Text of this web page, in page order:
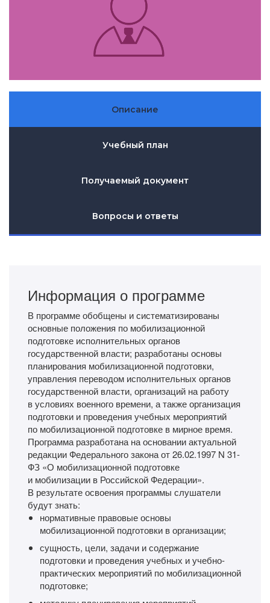
Описание
Учебный план
Получаемый документ
Вопросы и ответы
Информация о программе
В программе обобщены и систематизированы
основные положения по мобилизационной
подготовке исполнительных органов
государственной власти; разработаны основы
планирования мобилизационной подготовки,
управления переводом исполнительных органов
государственной власти, организаций на работу
в условиях военного времени, а также организация
подготовки и проведения учебных мероприятий
по мобилизационной подготовке в мирное время.
Программа разработана на основании актуальной
редакции Федерального закона от 26.02.1997 N 31-
ФЗ «О мобилизационной подготовке
и мобилизации в Российской Федерации».
В результате освоения программы слушатели
будут знать:
нормативные правовые основы
мобилизационной подготовки в организации;
сущность, цели, задачи и содержание
подготовки и проведения учебных и учебно-
практических мероприятий по мобилизационной
подготовке;